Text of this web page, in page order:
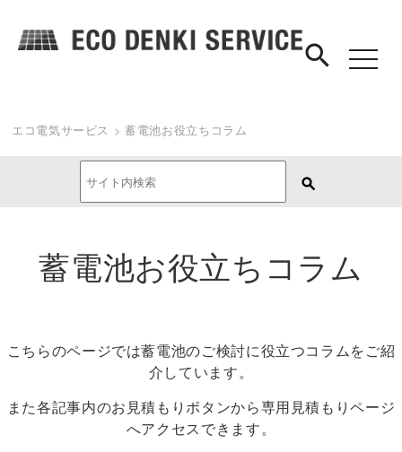
toggle
search
エコ電気サービス >蓄電池お役立ちコラム
蓄電池お役立ちコラム
こちらのページでは蓄電池のご検討に役立つコラムをご紹
介しています。
また各記事内のお見積もりボタンから専用見積もりページ
へアクセスできます。